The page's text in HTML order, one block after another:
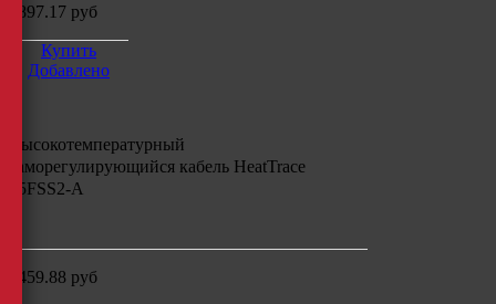
4897.17 руб
Купить
Добавлено
Высокотемпературный
саморегулирующийся кабель HeatTrace
45FSS2-A
3459.88 руб